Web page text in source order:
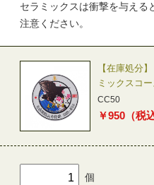
セラミックスは衝撃を与える
注意ください。
【在庫処分
ミックスコ
CC50
￥950 （税
個